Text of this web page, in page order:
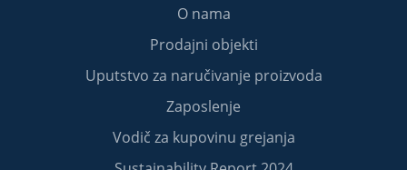
O nama
Prodajni objekti
Uputstvo za naručivanje proizvoda
Zaposlenje
Vodič za kupovinu grejanja